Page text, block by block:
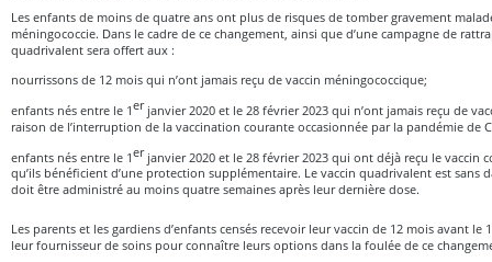
Les enfants de moins de quatre ans ont plus de risques de tomber gravement
méningococcie. Dans le cadre de ce changement, ainsi que d’une campagne de
quadrivalent sera offert aux :
nourrissons de 12 mois qui n’ont jamais reçu de vaccin méningococcique;
enfants nés entre le 1erjanvier 2020 et le 28 février 2023 qui n’ont jamais reçu de
raison de l’interruption de la vaccination courante occasionnée par la pandémie de
enfants nés entre le 1erjanvier 2020 et le 28 février 2023 qui ont déjà reçu le vaccin
qu’ils bénéficient d’une protection supplémentaire. Le vaccin quadrivalent est sans
doit être administré au moins quatre semaines après leur dernière dose.
Les parents et les gardiens d’enfants censés recevoir leur vaccin de 12 mois avant le 1
leur fournisseur de soins pour connaître leurs options dans la foulée de ce